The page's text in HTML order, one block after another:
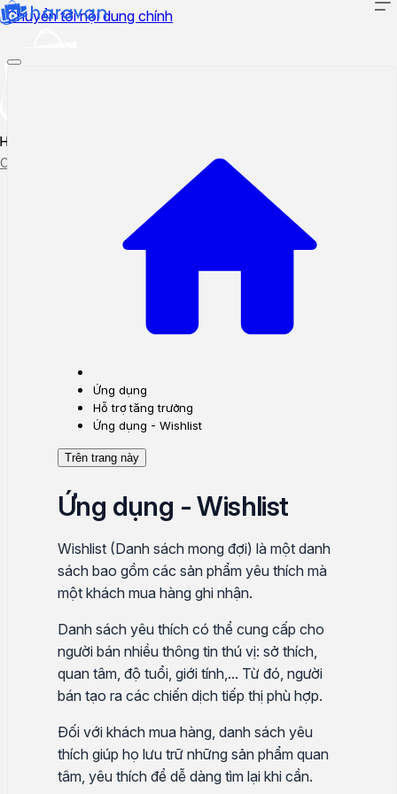
Chuyển tới nội dung chính
Hướng dẫn sử dụng
Cập nhật tính năng mới
Theo dõi ticket
Ứng dụng
Hỗ trợ tăng trưởng
Ứng dụng - Wishlist
Trên trang này
Ứng dụng - Wishlist
Wishlist (Danh sách mong đợi) là một danh
sách bao gồm các sản phẩm yêu thích mà
một khách mua hàng ghi nhận.
Danh sách yêu thích có thể cung cấp cho
người bán nhiều thông tin thú vị: sở thích,
quan tâm, độ tuổi, giới tính,... Từ đó, người
bán tạo ra các chiến dịch tiếp thị phù hợp.
Đối với khách mua hàng, danh sách yêu
thích giúp họ lưu trữ những sản phẩm quan
tâm, yêu thích để dễ dàng tìm lại khi cần.